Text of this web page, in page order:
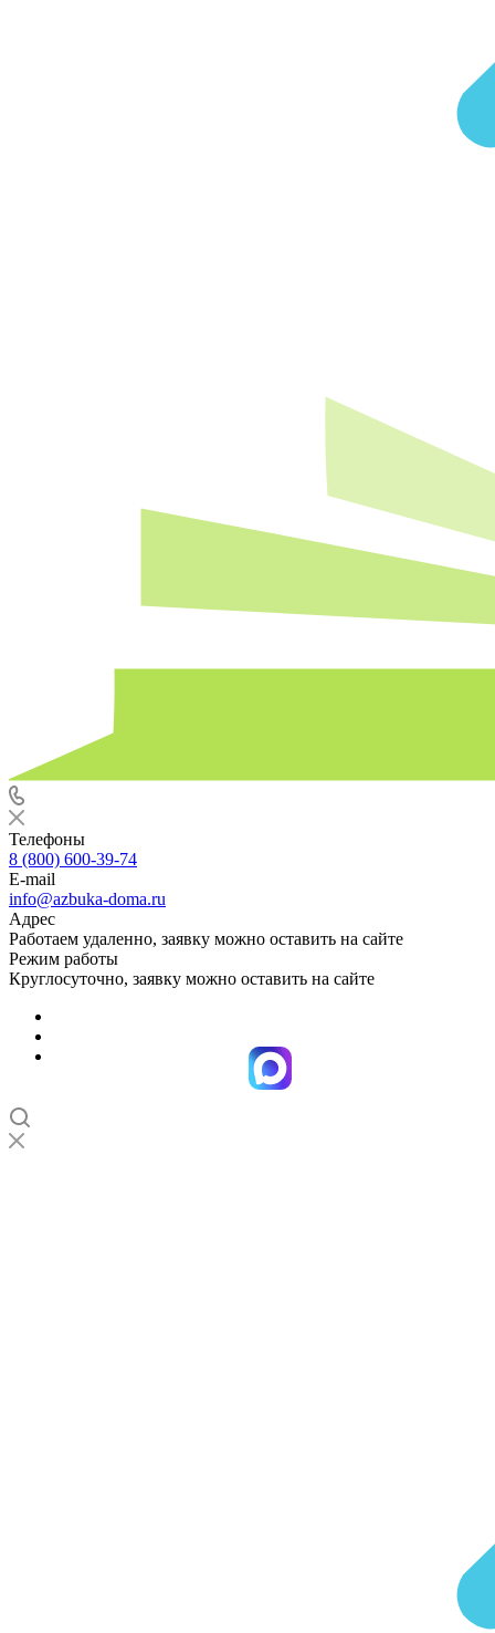
Телефоны
8 (800) 600-39-74
E-mail
info@azbuka-doma.ru
Адрес
Работаем удаленно, заявку можно оставить на сайте
Режим работы
Круглосуточно, заявку можно оставить на сайте